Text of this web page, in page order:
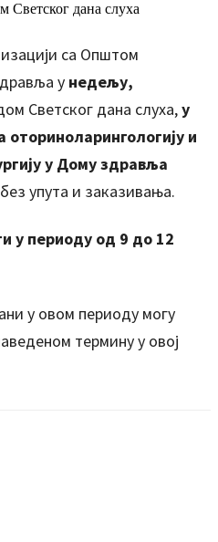
са Општом
у недељу,
Светског дана слуха,у
и
у Дому здравља
упута и заказивања.
у периоду од 9 до 12
у овом периоду могу
термину у овој